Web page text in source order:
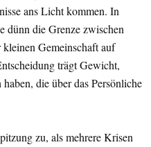
ans Licht kommen. In
dünn die Grenze zwischen
Gemeinschaft auf
trägt Gewicht,
die über das Persönliche
zu, als mehrere Krisen